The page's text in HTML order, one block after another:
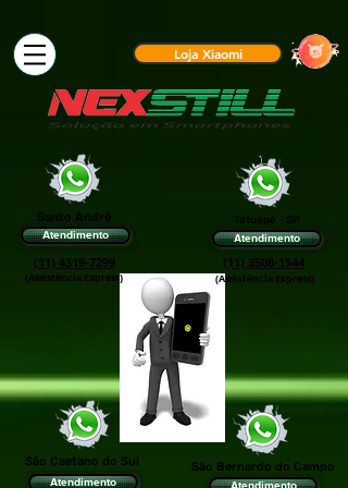
Loja Xiaomi
Santo André
Atendimento
(11) 4319-7299
(Assistência Express)
Tatuapé - SP
Atendimento
(11) 3508-1544
(Assis†ência Express)
São Bernardo do Campo
Atendimento
São Caetano do Sul
Atendimento